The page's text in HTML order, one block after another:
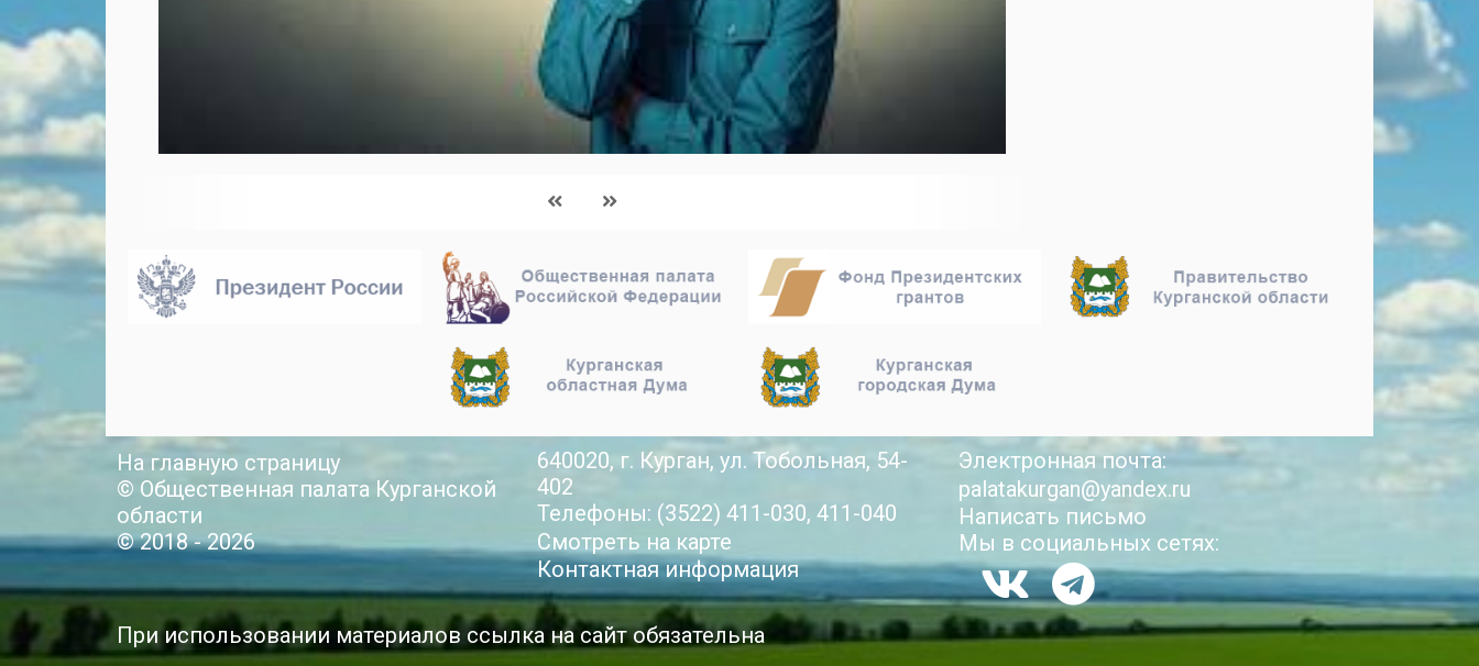
На главную страницу
© Общественная палата Курганской
области
© 2018 - 2026
640020, г. Курган, ул. Тобольная, 54-
402
Телефоны: (3522) 411-030, 411-040
Смотреть на карте
Контактная информация
Электронная почта:
palatakurgan@yandex.ru
Написать письмо
Мы в социальных сетях:
При использовании материалов ссылка на сайт обязательна